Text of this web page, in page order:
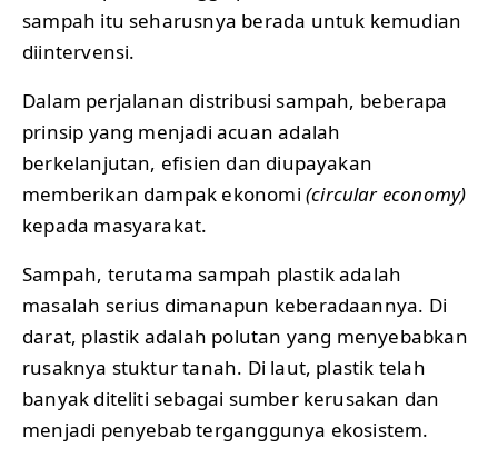
sampah itu seharusnya berada untuk kemudian
diintervensi.
Dalam perjalanan distribusi sampah, beberapa
prinsip yang menjadi acuan adalah
berkelanjutan, efisien dan diupayakan
memberikan dampak ekonomi (circular economy)
kepada masyarakat.
Sampah, terutama sampah plastik adalah
masalah serius dimanapun keberadaannya. Di
darat, plastik adalah polutan yang menyebabkan
rusaknya stuktur tanah. Di laut, plastik telah
banyak diteliti sebagai sumber kerusakan dan
menjadi penyebab terganggunya ekosistem.